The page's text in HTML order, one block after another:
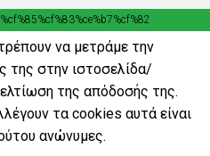
να μετράμε την
της στην ιστοσελίδα/
της απόδοσής της.
τα cookies αυτά είναι
ανώνυμες.